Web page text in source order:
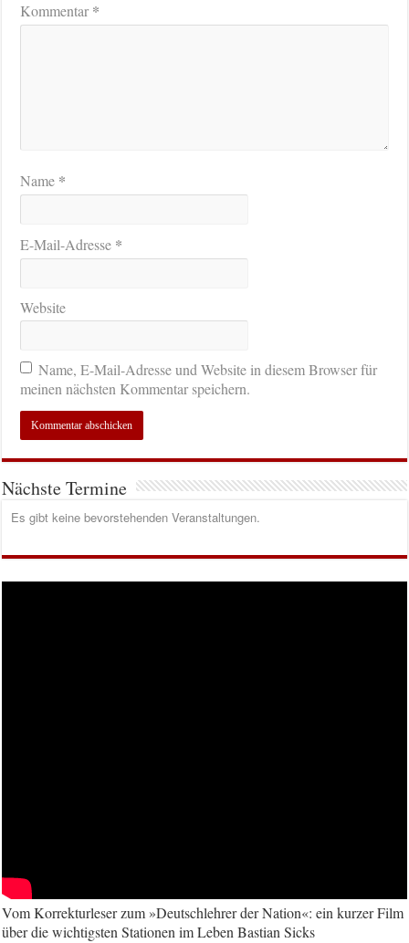
Kommentar*
Name *
E-Mail-Adresse *
Website
Name, E-Mail-Adresse und Website in diesem Browser für
meinen nächsten Kommentar speichern.
Nächste Termine
Es gibt keine bevorstehenden Veranstaltungen.
Vom Korrekturleser zum »Deutschlehrer der Nation«: ein kurzer Film
über die wichtigsten Stationen im Leben Bastian Sicks